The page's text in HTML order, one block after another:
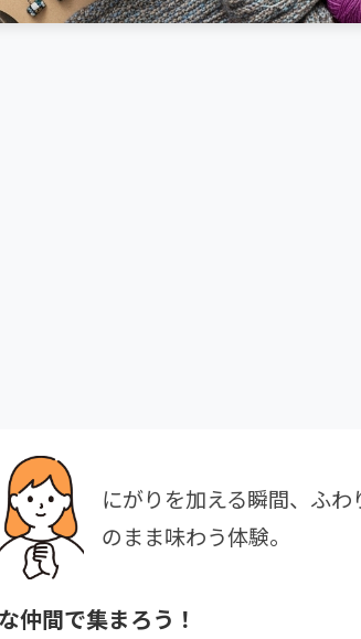
にがりを加える瞬間、ふ
のまま味わう体験。
仲間で集まろう！